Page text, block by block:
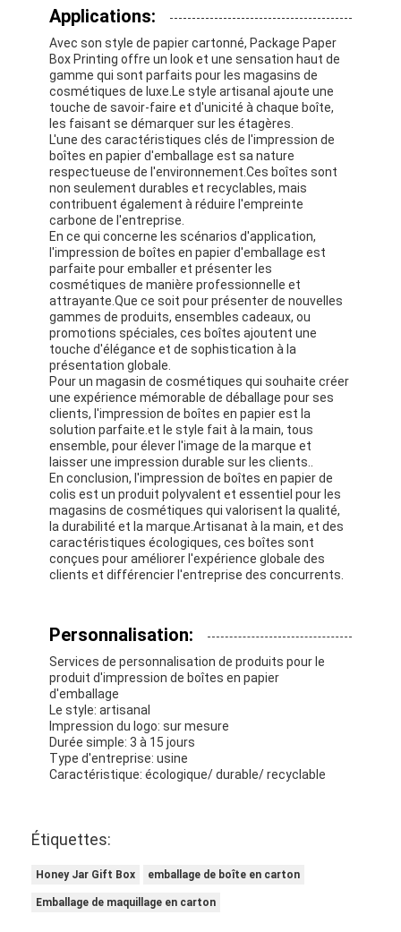
Visite de l'usine
Contrôle de qualité
Contactez-nous
Nouvelles
Impression de boîtes d'emballage
Boîte de empaquetage cosmétique
Boîte d'emballage électronique
sacs de papier de cadeau
Boîte-cadeau rigide
boîte de papier pliante
boîte d'affichage
Les étagères de vente au détail
Étiquette adhésive
Sac facial d'emballage de masque
Applications:
Avec son style de papier cartonné, Package Paper
Box Printing offre un look et une sensation haut de
gamme qui sont parfaits pour les magasins de
cosmétiques de luxe.Le style artisanal ajoute une
touche de savoir-faire et d'unicité à chaque boîte,
les faisant se démarquer sur les étagères.
L'une des caractéristiques clés de l'impression de
boîtes en papier d'emballage est sa nature
respectueuse de l'environnement.Ces boîtes sont
non seulement durables et recyclables, mais
contribuent également à réduire l'empreinte
carbone de l'entreprise.
En ce qui concerne les scénarios d'application,
l'impression de boîtes en papier d'emballage est
parfaite pour emballer et présenter les
cosmétiques de manière professionnelle et
attrayante.Que ce soit pour présenter de nouvelles
gammes de produits, ensembles cadeaux, ou
promotions spéciales, ces boîtes ajoutent une
touche d'élégance et de sophistication à la
présentation globale.
Pour un magasin de cosmétiques qui souhaite créer
une expérience mémorable de déballage pour ses
clients, l'impression de boîtes en papier est la
solution parfaite.et le style fait à la main, tous
ensemble, pour élever l'image de la marque et
laisser une impression durable sur les clients..
En conclusion, l'impression de boîtes en papier de
colis est un produit polyvalent et essentiel pour les
magasins de cosmétiques qui valorisent la qualité,
la durabilité et la marque.Artisanat à la main, et des
caractéristiques écologiques, ces boîtes sont
conçues pour améliorer l'expérience globale des
clients et différencier l'entreprise des concurrents.
Personnalisation:
Services de personnalisation de produits pour le
produit d'impression de boîtes en papier
d'emballage
Le style: artisanal
Impression du logo: sur mesure
Durée simple: 3 à 15 jours
Type d'entreprise: usine
Caractéristique: écologique/ durable/ recyclable
Étiquettes:
Honey Jar Gift Box emballage de boîte en carton
Emballage de maquillage en carton